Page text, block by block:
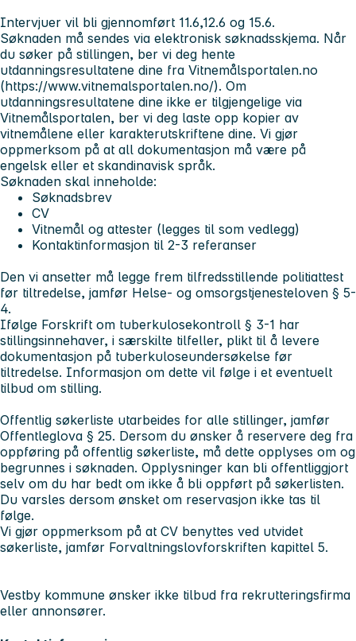
Intervjuer vil bli gjennomført 11.6,12.6 og 15.6.
Søknaden må sendes via elektronisk søknadsskjema. Når
du søker på stillingen, ber vi deg hente
utdanningsresultatene dine fra Vitnemålsportalen.no
(https://www.vitnemalsportalen.no/). Om
utdanningsresultatene dine ikke er tilgjengelige via
Vitnemålsportalen, ber vi deg laste opp kopier av
vitnemålene eller karakterutskriftene dine. Vi gjør
oppmerksom på at all dokumentasjon må være på
engelsk eller et skandinavisk språk.
Søknaden skal inneholde:
Søknadsbrev
CV
Vitnemål og attester (legges til som vedlegg)
Kontaktinformasjon til 2-3 referanser
Den vi ansetter må legge frem tilfredsstillende politiattest
før tiltredelse, jamfør Helse- og omsorgstjenesteloven § 5-
4.
Ifølge Forskrift om tuberkulosekontroll § 3-1 har
stillingsinnehaver, i særskilte tilfeller, plikt til å levere
dokumentasjon på tuberkuloseundersøkelse før
tiltredelse. Informasjon om dette vil følge i et eventuelt
tilbud om stilling.
Offentlig søkerliste utarbeides for alle stillinger, jamfør
Offentleglova § 25. Dersom du ønsker å reservere deg fra
oppføring på offentlig søkerliste, må dette opplyses om og
begrunnes i søknaden. Opplysninger kan bli offentliggjort
selv om du har bedt om ikke å bli oppført på søkerlisten.
Du varsles dersom ønsket om reservasjon ikke tas til
følge.
Vi gjør oppmerksom på at CV benyttes ved utvidet
søkerliste, jamfør Forvaltningslovforskriften kapittel 5.
Vestby kommune ønsker ikke tilbud fra rekrutteringsfirma
eller annonsører.